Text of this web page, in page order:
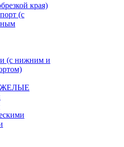
края)
(с
(с нижним и